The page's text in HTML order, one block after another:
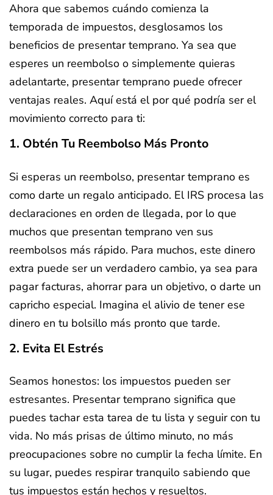
Ahora que sabemos cuándo comienza la
temporada de impuestos, desglosamos los
beneficios de presentar temprano. Ya sea que
esperes un reembolso o simplemente quieras
adelantarte, presentar temprano puede ofrecer
ventajas reales. Aquí está el por qué podría ser el
movimiento correcto para ti:
1. Obtén Tu Reembolso Más Pronto
Si esperas un reembolso, presentar temprano es
como darte un regalo anticipado. El IRS procesa las
declaraciones en orden de llegada, por lo que
muchos que presentan temprano ven sus
reembolsos más rápido. Para muchos, este dinero
extra puede ser un verdadero cambio, ya sea para
pagar facturas, ahorrar para un objetivo, o darte un
capricho especial. Imagina el alivio de tener ese
dinero en tu bolsillo más pronto que tarde.
2. Evita El Estrés
Seamos honestos: los impuestos pueden ser
estresantes. Presentar temprano significa que
puedes tachar esta tarea de tu lista y seguir con tu
vida. No más prisas de último minuto, no más
preocupaciones sobre no cumplir la fecha límite. En
su lugar, puedes respirar tranquilo sabiendo que
tus impuestos están hechos y resueltos.